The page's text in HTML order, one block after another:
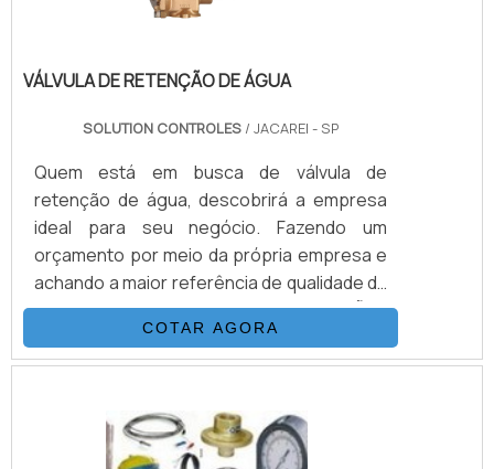
VÁLVULA DE RETENÇÃO DE ÁGUA
SOLUTION CONTROLES/ JACAREI - SP
Quem está em busca de válvula de
retenção de água, descobrirá a empresa
ideal para seu negócio. Fazendo um
orçamento por meio da própria empresa e
achando a maior referência de qualidade da
área de atuação.MAIS INFORMAÇÕES
RELEVANTES SOBRE VÁLVULA DE
RETENÇÃO DE ÁGUAQuem precisa de
empresa confiável, chega até a Solution
Controles. A empresa tem em seu escopo
COTAR AGORA